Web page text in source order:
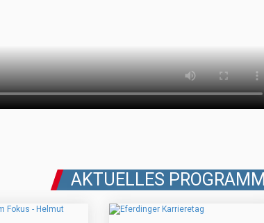
AKTUELLES PROGRAMM